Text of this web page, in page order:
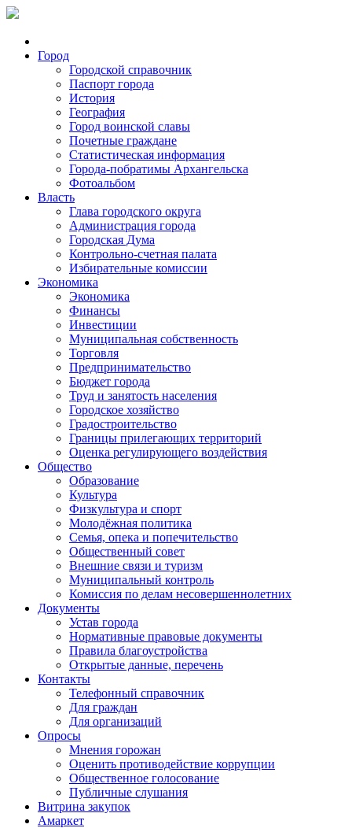
Город
Городской справочник
Паспорт города
История
География
Город воинской славы
Почетные граждане
Статистическая информация
Города-побратимы Архангельска
Фотоальбом
Власть
Глава городского округа
Администрация города
Городская Дума
Контрольно-счетная палата
Избирательные комиссии
Экономика
Экономика
Финансы
Инвестиции
Муниципальная собственность
Торговля
Предпринимательство
Бюджет города
Труд и занятость населения
Городское хозяйство
Градостроительство
Границы прилегающих территорий
Оценка регулирующего воздействия
Общество
Образование
Культура
Физкультура и спорт
Молодёжная политика
Семья, опека и попечительство
Общественный совет
Внешние связи и туризм
Муниципальный контроль
Комиссия по делам несовершеннолетних
Документы
Устав города
Нормативные правовые документы
Правила благоустройства
Открытые данные, перечень
Контакты
Телефонный справочник
Для граждан
Для организаций
Опросы
Мнения горожан
Оценить противодействие коррупции
Общественное голосование
Публичные слушания
Витрина закупок
Амаркет